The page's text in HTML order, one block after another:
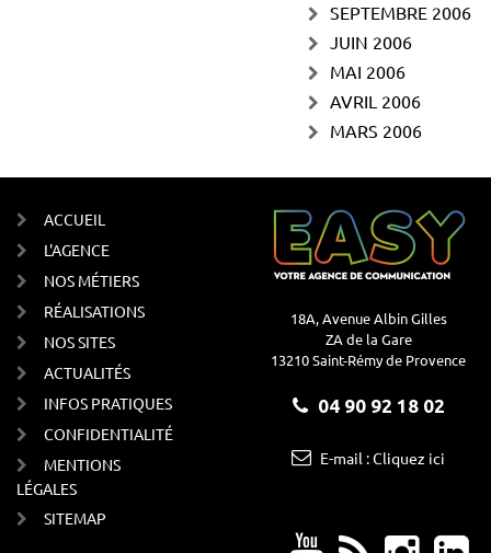
SEPTEMBRE 2006
JUIN 2006
MAI 2006
AVRIL 2006
MARS 2006
ACCUEIL
L'AGENCE
NOS MÉTIERS
RÉALISATIONS
NOS SITES
ACTUALITÉS
INFOS PRATIQUES
CONFIDENTIALITÉ
MENTIONS
LÉGALES
SITEMAP
18A, Avenue Albin Gilles
ZA de la Gare
13210 Saint-Rémy de Provence
04 90 92 18 02
E-mail : Cliquez ici